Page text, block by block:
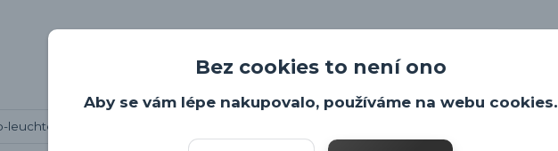
leuchten
Bez cookies to není ono
Aby se vám lépe nakupovalo, používáme na webu cookies.